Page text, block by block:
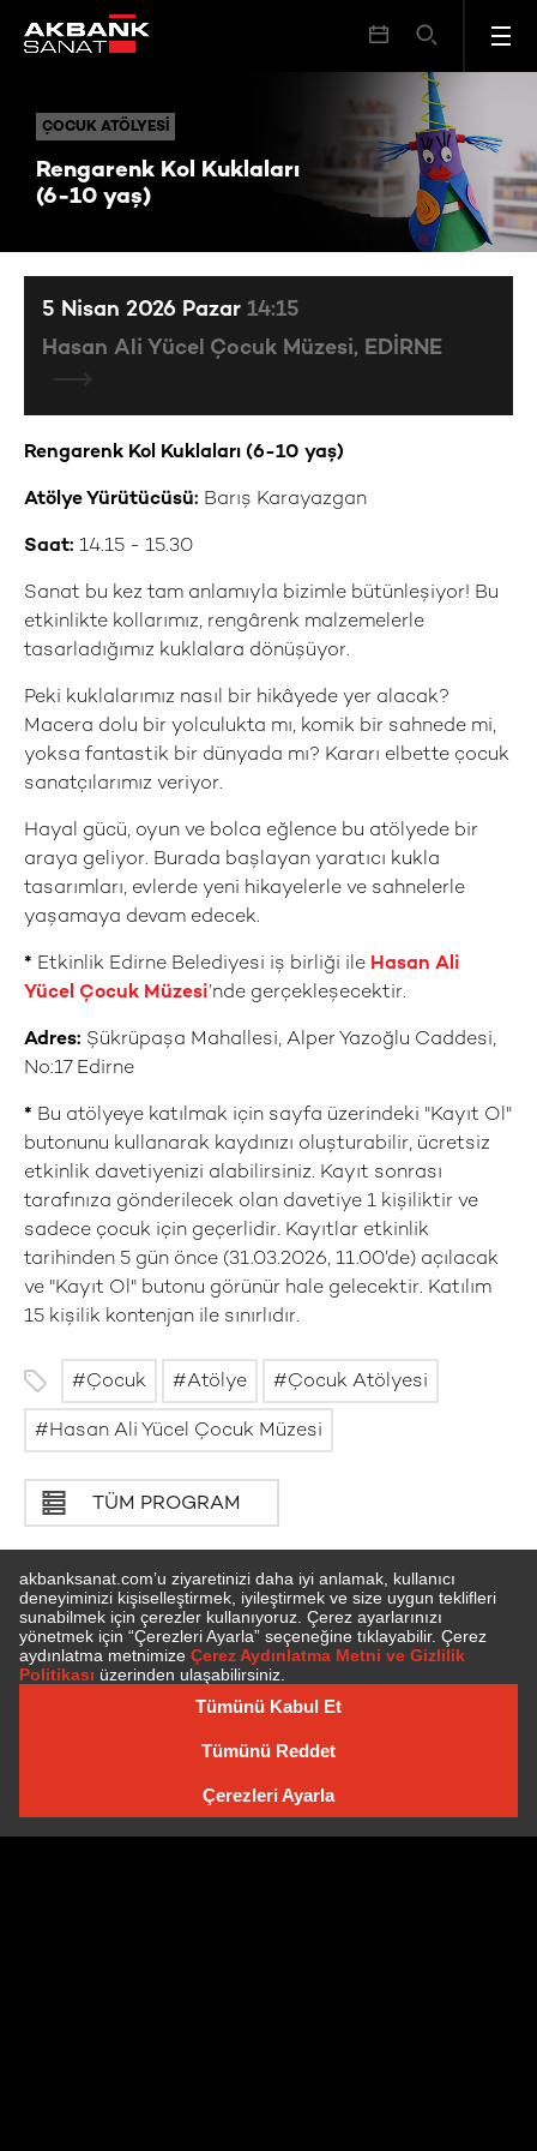
ÇOCUK ATÖLYESI
Rengarenk Kol Kuklaları
(6-10 yaş)
ÇOCUK ATÖLYESI Rengarenk Kol Kuklaları (6-10 yaş)
Rengarenk Kol Kuklaları (6-10 yaş)
Atölye Yürütücüsü: Barış Karayazgan
Saat: 14.15 - 15.30
Sanat bu kez tam anlamıyla bizimle bütünleşiyor! Bu
etkinlikte kollarımız, rengârenk malzemelerle
tasarladığımız kuklalara dönüşüyor.
Peki kuklalarımız nasıl bir hikâyede yer alacak?
Macera dolu bir yolculukta mı, komik bir sahnede mi,
yoksa fantastik bir dünyada mı? Kararı elbette çocuk
sanatçılarımız veriyor.
Hayal gücü, oyun ve bolca eğlence bu atölyede bir
araya geliyor. Burada başlayan yaratıcı kukla
tasarımları, evlerde yeni hikayelerle ve sahnelerle
yaşamaya devam edecek.
* Etkinlik Edirne Belediyesi iş birliği ile Hasan Ali
Yücel Çocuk Müzesi’nde gerçekleşecektir.
Adres: Şükrüpaşa Mahallesi, Alper Yazoğlu Caddesi,
No:17 Edirne
* Bu atölyeye katılmak için sayfa üzerindeki "Kayıt Ol"
butonunu kullanarak kaydınızı oluşturabilir, ücretsiz
etkinlik davetiyenizi alabilirsiniz. Kayıt sonrası
tarafınıza gönderilecek olan davetiye 1 kişiliktir ve
sadece çocuk için geçerlidir. Kayıtlar etkinlik
tarihinden 5 gün önce (31.03.2026, 11.00’de) açılacak
ve "Kayıt Ol" butonu görünür hale gelecektir. Katılım
15 kişilik kontenjan ile sınırlıdır.
Çocuk Atölye Çocuk Atölyesi
Hasan Ali Yücel Çocuk Müzesi
TÜM PROGRAM
5 Nisan 2026 Pazar 14:15
Hasan Ali Yücel Çocuk Müzesi, EDİRNE